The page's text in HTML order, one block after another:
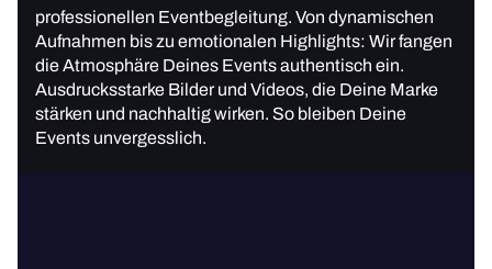
professionellen Eventbegleitung. Von dynamischen
Aufnahmen bis zu emotionalen Highlights: Wir fangen
die Atmosphäre Deines Events authentisch ein.
Ausdrucksstarke Bilder und Videos, die Deine Marke
stärken und nachhaltig wirken. So bleiben Deine
Events unvergesslich.